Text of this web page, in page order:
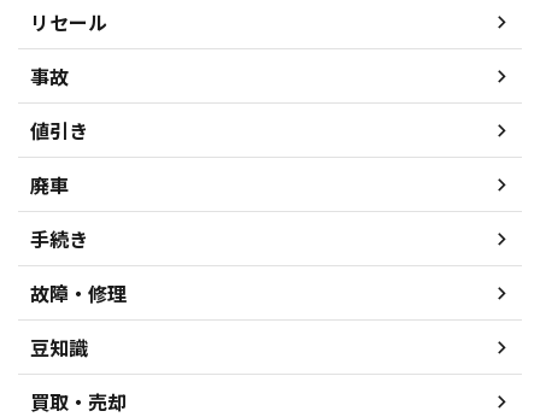
リセール
事故
値引き
廃車
手続き
故障・修理
豆知識
買取・売却